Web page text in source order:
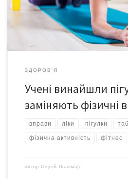
захворювання та рухові розлади,
людей після […]
ЗДОРОВ'Я
Учені винайшли
заміняють фізичні
вправи ліки пігулки
фізична активність фітнес
автор Сергій Паламар